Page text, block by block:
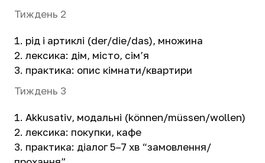
Тиждень 2
рід і артиклі (der/die/das), множина
лексика: дім, місто, сім’я
практика: опис кімнати/квартири
Тиждень 3
Akkusativ, модальні (können/müssen/wollen)
лексика: покупки, кафе
практика: діалог 5–7 хв “замовлення/